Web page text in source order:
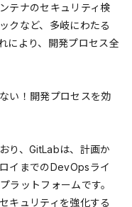
テナのセキュリティ検
クなど、多岐にわたる
により、開発プロセス全
い！開発プロセスを効
り、GitLabは、計画か
イまでのDevOpsライ
ラットフォームです。
キュリティを強化する